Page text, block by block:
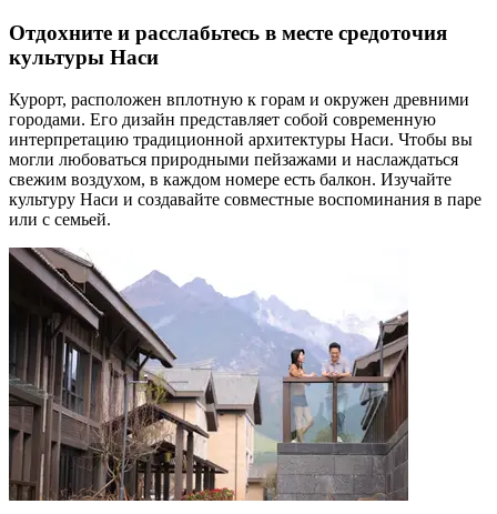
Отдохните и расслабьтесь в месте средоточия
культуры Наси
Курорт, расположен вплотную к горам и окружен древними
городами. Его дизайн представляет собой современную
интерпретацию традиционной архитектуры Наси. Чтобы вы
могли любоваться природными пейзажами и наслаждаться
свежим воздухом, в каждом номере есть балкон. Изучайте
культуру Наси и создавайте совместные воспоминания в паре
или с семьей.